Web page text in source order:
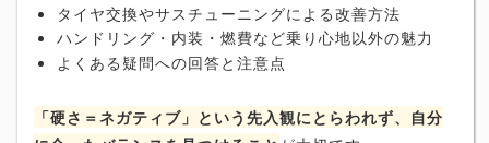
タイヤ交換やサスチューニングによる改善方法
ハンドリング・内装・燃費など乗り心地以外の魅力
よくある疑問への回答と注意点
「硬さ＝ネガティブ」という先入観にとらわれず、自分